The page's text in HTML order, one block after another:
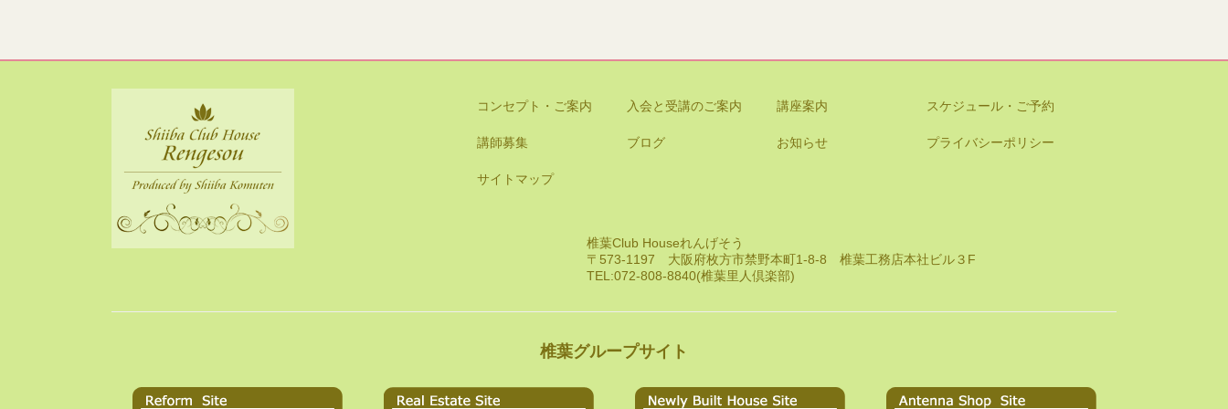
コンセプト・ご案内 入会と受講のご案内 講座案内 スケジュール・ご予約
講師募集 ブログ お知らせ プライバシーポリシー
サイトマップ
椎葉Club Houseれんげそう
〒573-1197 大阪府枚方市禁野本町1-8-8 椎葉工務店本社ビル３F
TEL:072-808-8840(椎葉里人倶楽部)
椎葉グループサイト